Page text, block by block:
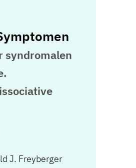
syndromalen
J. Freyberger